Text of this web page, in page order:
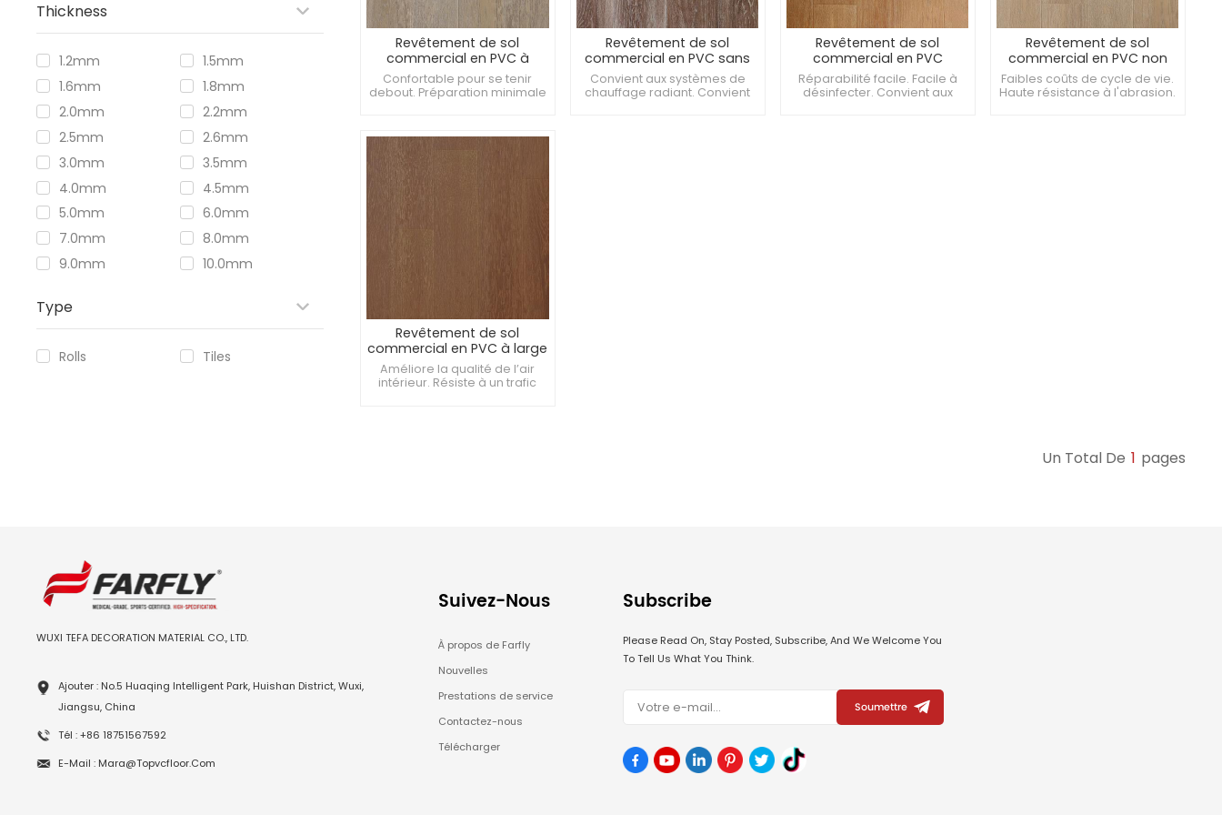
Thickness
1.2mm
1.5mm
1.6mm
1.8mm
2.0mm
2.2mm
2.5mm
2.6mm
3.0mm
3.5mm
4.0mm
4.5mm
5.0mm
6.0mm
7.0mm
8.0mm
9.0mm
10.0mm
Type
Rolls Tiles
Revêtement de sol
commercial en PVC à
installation rapide de 2 mm
pour toilettes
Confortable pour se tenir
debout. Préparation minimale
de sol créatifs.
Revêtement de sol
commercial en PVC sans
allergène de 3 mm pour
laboratoires informatiques
Convient aux systèmes de
chauffage radiant. Convient
Revêtement de sol
commercial en PVC
résistant aux UV de 2 mm
pour salles d'art
Réparabilité facile. Facile à
désinfecter. Convient aux
Revêtement de sol
commercial en PVC non
toxique de 3 mm pour
salles de musique
Faibles coûts de cycle de vie.
Haute résistance à l'abrasion.
Revêtement de sol
commercial en PVC à large
gamme de couleurs de 3
mm pour les gymnases
Améliore la qualité de l’air
intérieur. Résiste à un trafic
Un Total De 1 Pages
WUXI TEFA DECORATION MATERIAL CO., LTD.
Ajouter : No.5 Huaqing Intelligent Park, Huishan District, Wuxi,
Jiangsu, China
Tél : +86 18751567592
E-Mail : Mara@topvcfloor.com
Suivez-Nous
À propos de Farfly
Nouvelles
Prestations de service
Contactez-nous
Télécharger
Subscribe
Please Read On, Stay Posted, Subscribe, And We Welcome You
To Tell Us What You Think.
Soumettre